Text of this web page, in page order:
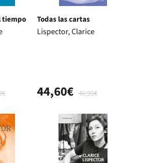
tiempo Todas las cartas
Lispector, Clarice
46,95€
44,60€